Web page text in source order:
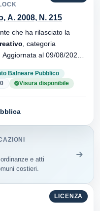
A. 2008, N. 215
che ha rilasciato la
, categoria
Balneare Pubblico
Visura disponibile
e atti
costieri.
LICENZA